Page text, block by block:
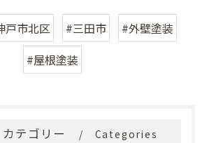
戸市北区 #三田市
#外壁塗装
#屋根塗装
カテゴリー Categories